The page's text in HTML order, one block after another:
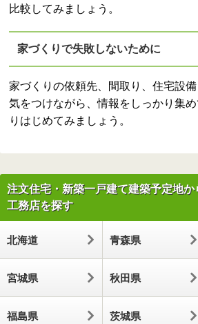
比較してみましょう。
家づくりで失敗しないために
家づくりの依頼先、間取り、住宅設
気をつけながら、情報をしっかり集
りはじめてみましょう。
注文住宅・新築一戸建て建築予定地か
工務店を探す
北海道 青森県
宮城県 秋田県
福島県 茨城県